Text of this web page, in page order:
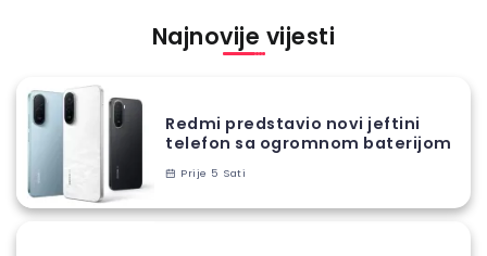
Najnovije vijesti
Redmi predstavio novi jeftini
telefon sa ogromnom baterijom
Prije 5 Sati